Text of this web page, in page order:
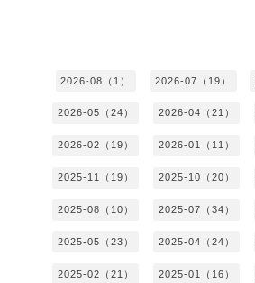
2026-08（1） 2026-07（19）
2026-05（24） 2026-04（21）
2026-02（19） 2026-01（11）
2025-11（19） 2025-10（20）
2025-08（10） 2025-07（34）
2025-05（23） 2025-04（24）
2025-02（21） 2025-01（16）